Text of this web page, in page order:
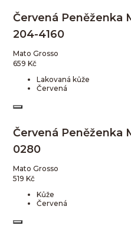
Červená Peněženka
204-4160
Mato Grosso
659 Kč
Lakovaná kůže
Červená
Červená Peněženka
0280
Mato Grosso
519 Kč
Kůže
Červená